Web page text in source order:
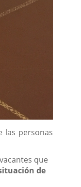
las personas
que
de